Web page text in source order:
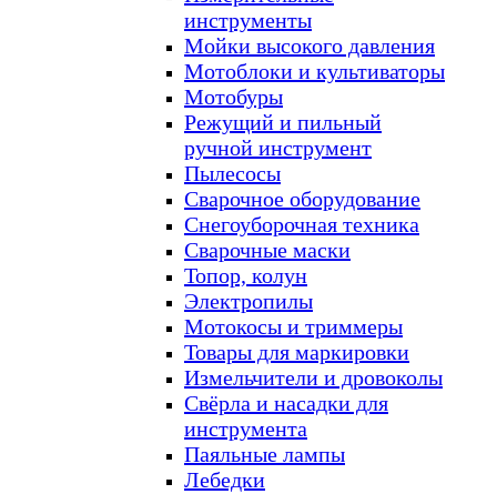
инструменты
Мойки высокого давления
Мотоблоки и культиваторы
Мотобуры
Режущий и пильный
ручной инструмент
Пылесосы
Сварочное оборудование
Снегоуборочная техника
Сварочные маски
Топор, колун
Электропилы
Мотокосы и триммеры
Товары для маркировки
Измельчители и дровоколы
Свёрла и насадки для
инструмента
Паяльные лампы
Лебедки